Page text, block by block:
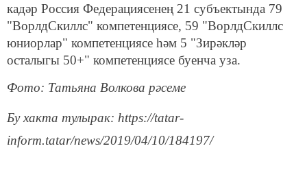
кадәр Россия Федерациясенең 21 субъектында 79
"ВорлдСкиллс" компетенциясе, 59 "ВорлдСкиллс
юниорлар" компетенциясе һәм 5 "Зирәкләр
осталыгы 50+" компетенциясе буенча уза.
Фото: Татьяна Волкова рәсеме
Бу хакта тулырак: https://tatar-
inform.tatar/news/2019/04/10/184197/